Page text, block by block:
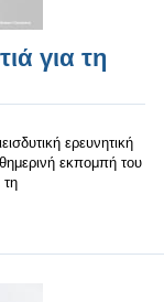
για τη
ερευνητική
εκπομπή του